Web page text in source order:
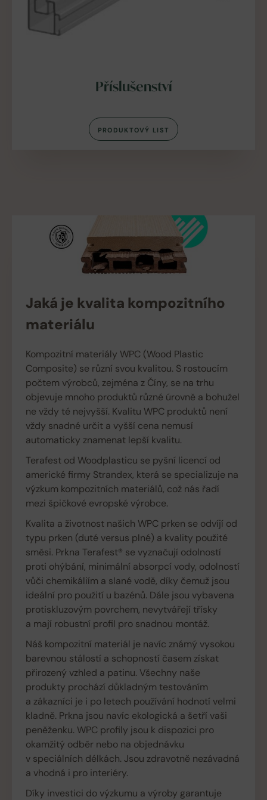
Příslušenství
PRODUKTOVÝ LIST
Jaká je kvalita kompozitního
materiálu
Kompozitní materiály WPC (Wood Plastic
Composite) se různí svou kvalitou. S rostoucím
počtem výrobců, zejména z Číny, se na trhu
objevuje mnoho produktů různé úrovně a bohužel
ne vždy té nejvyšší. Kvalitu WPC produktů není
vždy snadné určit a vyšší cena nemusí
automaticky znamenat lepší kvalitu.
Terafest od Woodplasticu se pyšní licencí od
americké firmy Strandex, která se specializuje na
výzkum kompozitních materiálů, což nás řadí
mezi špičkové evropské výrobce.
Kvalita a životnost našich WPC prken se odvíjí od
typu prken (duté versus plné) a kvality použité
směsi. Prkna Terafest® se vyznačují odolností
proti ohýbání, minimální absorpcí vody, odolností
vůči chemikáliím a slané vodě, díky čemuž jsou
ideální pro použití u bazénů. Dále jsou vybavena
protiskluzovým povrchem, nevytvářejí třísky
a mají robustní profil pro snadnou montáž.
Náš kompozitní materiál je navíc známý vysokou
barevnou stálostí a schopností časem získat
přirozený vzhled a patinu. Všechny naše
produkty prochází důkladným testováním
a zákazníci je i po letech používání hodnotí velmi
kladně. Prkna jsou navíc ekologická a šetří vaši
peněženku. WPC profily jsou k dispozici pro
okamžitý odběr nebo na objednávku
v speciálních délkách. Jsou zdravotně nezávadná
a vhodná i pro interiéry.
Díky investici do výzkumu a výroby garantuje